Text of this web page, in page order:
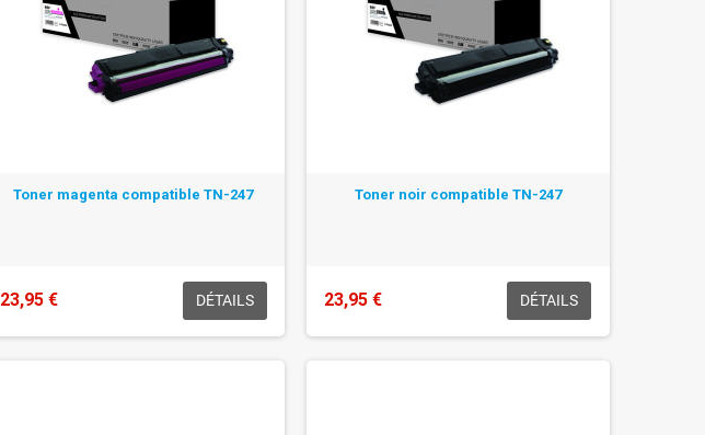
Toner magenta compatible TN-247
23,95 € DÉTAILS
Toner noir compatible TN-247
23,95 € DÉTAILS